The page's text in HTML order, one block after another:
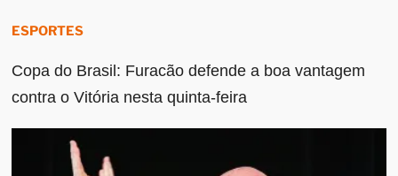
ESPORTES
Copa do Brasil: Furacão defende a boa vantagem
contra o Vitória nesta quinta-feira